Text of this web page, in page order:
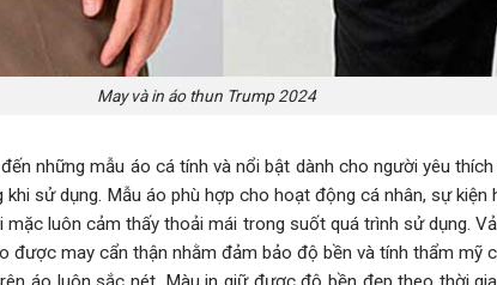
May và in áo thun Trump 2024
những mẫu áo cá tính và nổi bật dành cho người yêu
sử dụng. Mẫu áo phù hợp cho hoạt động cá nhân, sự kiện
luôn cảm thấy thoải mái trong suốt quá trình sử dụng.
được may cẩn thận nhằm đảm bảo độ bền và tính thẩm mỹ